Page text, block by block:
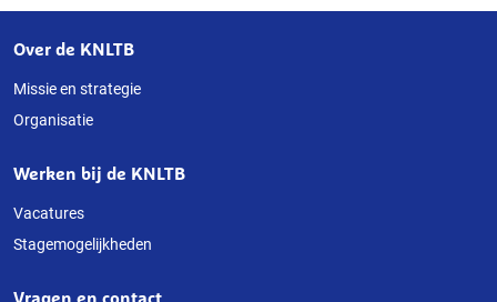
Over
deze
website
Over de KNLTB
Missie en strategie
Organisatie
Werken bij de KNLTB
Vacatures
Stagemogelijkheden
Vragen en contact